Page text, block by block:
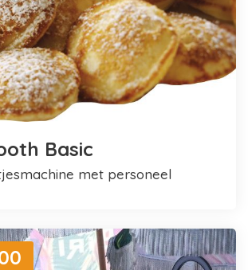
Basic
met personeel